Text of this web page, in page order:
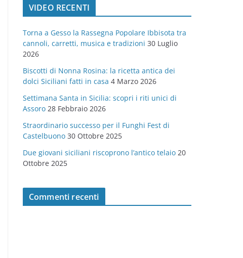
o
r
e
VIDEO RECENTI
Torna a Gesso la Rassegna Popolare Ibbisota tra
cannoli, carretti, musica e tradizioni 30 Luglio
2026
Biscotti di Nonna Rosina: la ricetta antica dei
dolci Siciliani fatti in casa 4 Marzo 2026
Settimana Santa in Sicilia: scopri i riti unici di
Assoro 28 Febbraio 2026
Straordinario successo per il Funghi Fest di
Castelbuono 30 Ottobre 2025
Due giovani siciliani riscoprono l’antico telaio 20
Ottobre 2025
Commenti recenti